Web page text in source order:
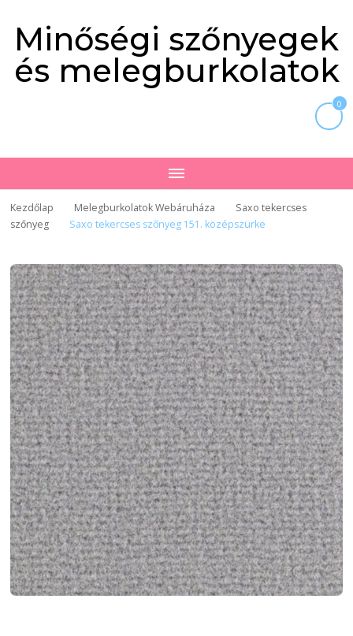
Minőségi szőnyegek
és melegburkolatok
0
Kezdőlap Melegburkolatok Webáruháza
Saxo tekercses
szőnyeg
Saxo tekercses szőnyeg 151. középszürke